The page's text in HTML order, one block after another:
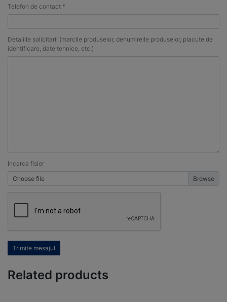
Telefon de contact *
Detaliile solicitarii (marcile produselor, denumireile produselor, placute de
identificare, date tehnice, etc.)
Incarca fisier
Choose file
Trimite mesajul
Related products